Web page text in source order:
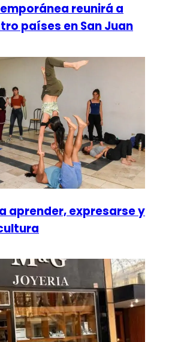
reunirá a
países en San Juan
aprender, expresarse y